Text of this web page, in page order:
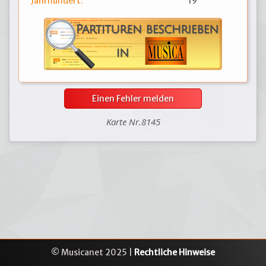
Einen Fehler melden
Karte Nr.8145
© Musicanet 2025 | Rechtliche Hinweise